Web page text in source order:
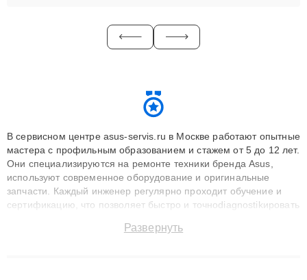
В сервисном центре asus-servis.ru в Москве работают опытные
мастера с профильным образованием и стажем от 5 до 12 лет.
Они специализируются на ремонте техники бренда Asus,
используют современное оборудование и оригинальные
запчасти. Каждый инженер регулярно проходит обучение и
сертификацию, что позволяет быстро и точноdiagnostikировать
до 3 лет. Наши мастера решают сложные случаи: от замены
Развернуть